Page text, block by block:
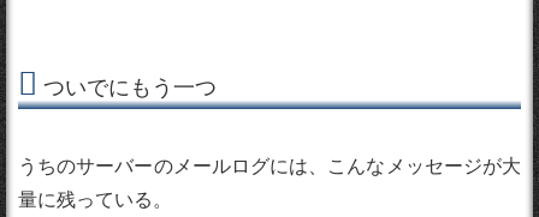
ついでにもう一つ
うちのサーバーのメールログには、こんなメッセージが大
量に残っている。